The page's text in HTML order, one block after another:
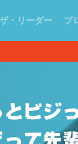
ザ・リーダー プ
ビジ